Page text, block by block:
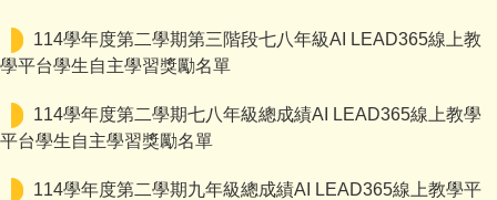
114學年度第二學期第三階段七八年級AI LEAD365線上教
學平台學生自主學習獎勵名單
114學年度第二學期七八年級總成績AI LEAD365線上教學
平台學生自主學習獎勵名單
114學年度第二學期九年級總成績AI LEAD365線上教學平